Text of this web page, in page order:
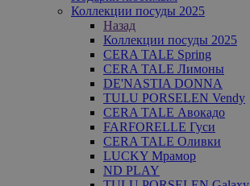
Коллекции посуды 2025
Назад
Коллекции посуды 2025
CERA TALE Spring
CERA TALE Лимоны
DE'NASTIA DONNA
TULU PORSELEN Vendy
CERA TALE Авокадо
FARFORELLE Гуси
CERA TALE Оливки
LUCKY Мрамор
ND PLAY